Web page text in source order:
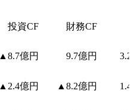
投資CF 財務CF
▲8.7億円 9.7億円
▲2.4億円 ▲8.2億円